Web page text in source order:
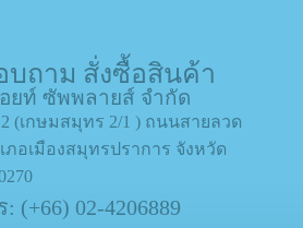
บถาม สั่งซื้อสินค้า
ยท์ ซัพพลายส์ จำกัด
(เกษมสมุทร 2/1 ) ถนนสายลวด
ภอเมืองสมุทรปราการ จังหวัด
: (+66) 02-4206889